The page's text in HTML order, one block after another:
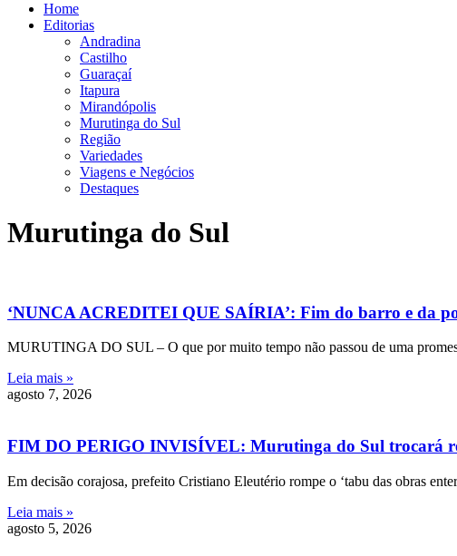
Home
Editorias
Andradina
Castilho
Guaraçaí
Itapura
Mirandópolis
Murutinga do Sul
Região
Variedades
Viagens e Negócios
Destaques
Murutinga do Sul
‘NUNCA ACREDITEI QUE SAÍRIA’: Fim do barro e da
MURUTINGA DO SUL – O que por muito tempo não passou de uma
Leia mais »
agosto 7, 2026
FIM DO PERIGO INVISÍVEL: Murutinga do Sul trocará
Em decisão corajosa, prefeito Cristiano Eleutério rompe o ‘tabu das obras
Leia mais »
agosto 5, 2026